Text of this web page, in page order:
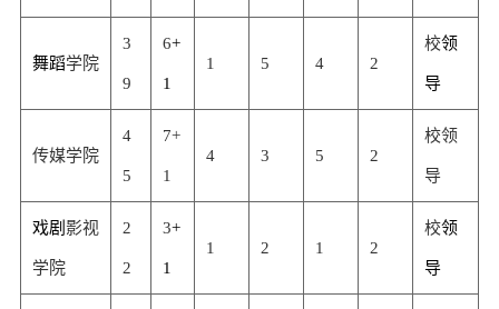
舞蹈学院
3
9
6+
1
1 5 4 2
校领
导
传媒学院
4
5
7+
1
4 3 5 2
校领
导
戏剧 影视
学院
2
2
3+
1
1 2 1 2
校领
导